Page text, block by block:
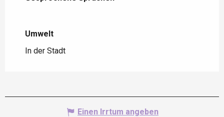
Umwelt
Umwelt
In der Stadt
Einen Irrtum angeben